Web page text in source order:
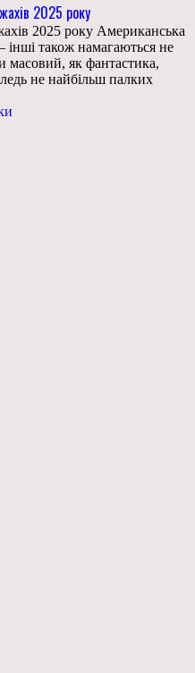
2025 року
2025 року Американська
інші також намагаються не
масовий, як фантастика,
не найбільш палких